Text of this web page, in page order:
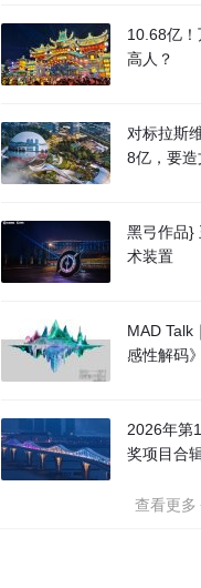
10.68亿
高人？
对标拉斯
8亿，要
黑弓作品}
术装置
MAD Talk
感性解码
2026年第
奖项目合
查看更多